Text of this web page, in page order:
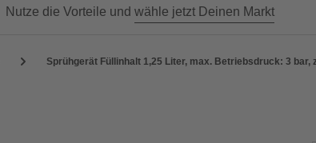
Nutze die Vorteile und wähle jetzt Deinen Markt
Sprühgerät Füllinhalt 1,25 Liter, max. Betriebsdruck: 3 bar,